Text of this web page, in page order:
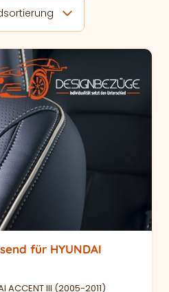
für HYUNDAI
ACCENT III (2005-2011)